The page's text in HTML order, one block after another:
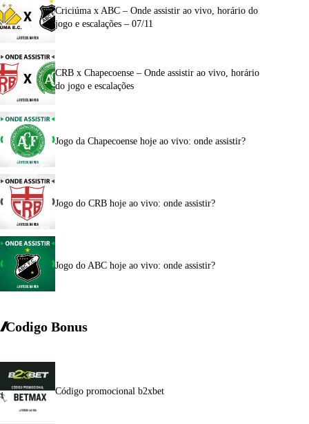
Criciúma x ABC – Onde assistir ao vivo, horário do
jogo e escalações – 07/11
CRB x Chapecoense – Onde assistir ao vivo, horário
do jogo e escalações
Jogo da Chapecoense hoje ao vivo: onde assistir?
Jogo do CRB hoje ao vivo: onde assistir?
Jogo do ABC hoje ao vivo: onde assistir?
Codigo Bonus
Código promocional b2xbet